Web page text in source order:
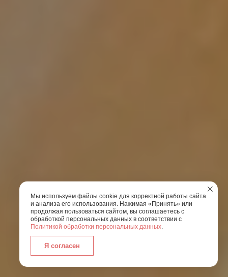
Мы используем файлы cookie для корректной работы сайта
и анализа его использования. Нажимая «Принять» или
продолжая пользоваться сайтом, вы соглашаетесь с
обработкой персональных данных в соответствии с
Политикой обработки персональных данных.
Я согласен